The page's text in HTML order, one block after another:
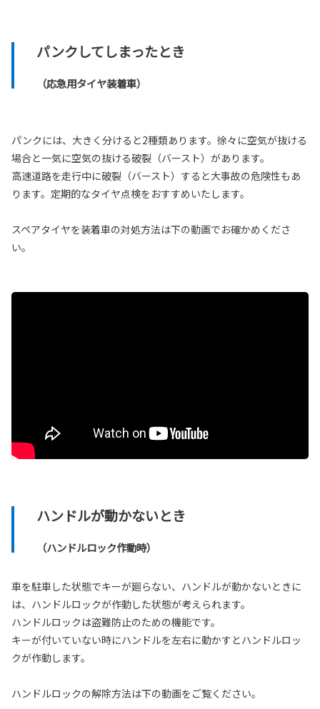
パンクしてしまったとき
（応急用タイヤ装着車）
パンクには、大きく分けると2種類あります。徐々に空気が抜ける
場合と一気に空気の抜ける破裂（バースト）があります。
高速道路を走行中に破裂（バースト）すると大事故の危険性もあ
ります。定期的なタイヤ点検をおすすめいたします。
スペアタイヤを装着車の対処方法は下の動画でお確かめくださ
い。
ハンドルが動かないとき
（ハンドルロック作動時）
車を駐車した状態でキーが廻らない、ハンドルが動かないときに
は、ハンドルロックが作動した状態が考えられます。
ハンドルロックは盗難防止のための機能です。
キーが付いていない時にハンドルを左右に動かすとハンドルロッ
クが作動します。
ハンドルロックの解除方法は下の動画をご覧ください。